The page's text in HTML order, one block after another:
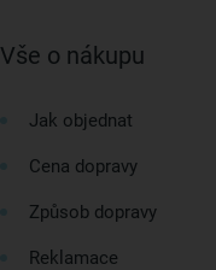
Vše o nákupu
Jak objednat
Cena dopravy
Způsob dopravy
Reklamace